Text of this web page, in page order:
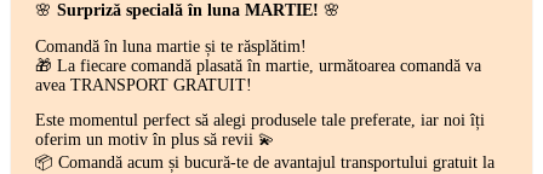
🌸 Surpriză specială în luna MARTIE! 🌸
Comandă în luna martie și te răsplătim!
🎁 La fiecare comandă plasată în martie, următoarea comandă va
avea TRANSPORT GRATUIT!
Este momentul perfect să alegi produsele tale preferate, iar noi îți
oferim un motiv în plus să revii 💫
📦 Comandă acum și bucură-te de avantajul transportului gratuit la